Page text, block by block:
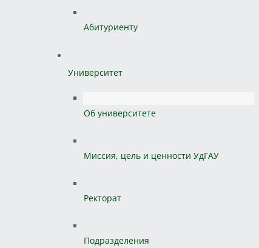
Абитуриенту
Университет
Об университете
Миссия, цель и ценности УдГАУ
Ректорат
Подразделения